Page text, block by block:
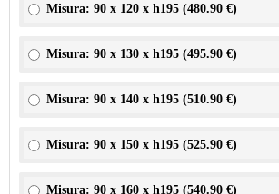
Misura: 90 x 120 x h195 (480.90 €)
Misura: 90 x 130 x h195 (495.90 €)
Misura: 90 x 140 x h195 (510.90 €)
Misura: 90 x 150 x h195 (525.90 €)
Misura: 90 x 160 x h195 (540.90 €)